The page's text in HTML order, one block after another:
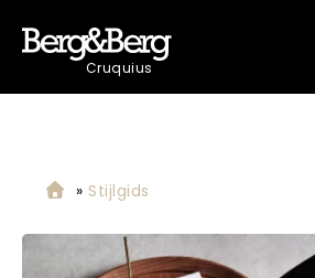
Cruquius
» Stijlgids